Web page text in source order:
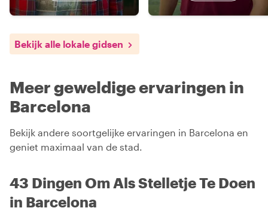
Bekijk alle lokale gidsen
Meer geweldige ervaringen in
Barcelona
Bekijk andere soortgelijke ervaringen in Barcelona en
geniet maximaal van de stad.
43 Dingen Om Als Stelletje Te Doen
in Barcelona